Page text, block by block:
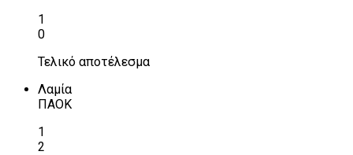
1
0
Τελικό αποτέλεσμα
Λαμία
ΠΑΟΚ
1
2